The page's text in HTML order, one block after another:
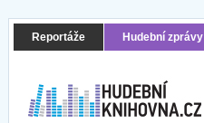
Reportáže Hudební zprávy